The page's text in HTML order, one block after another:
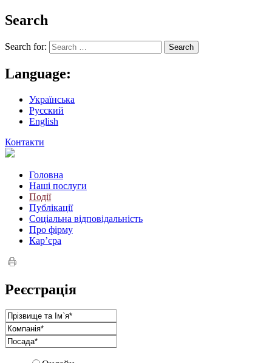
Search
Search for:
Language:
Українська
Русский
English
Контакти
Головна
Наші послуги
Події
Публікації
Соціальна відповідальність
Про фiрму
Кар’єра
Реєстрація